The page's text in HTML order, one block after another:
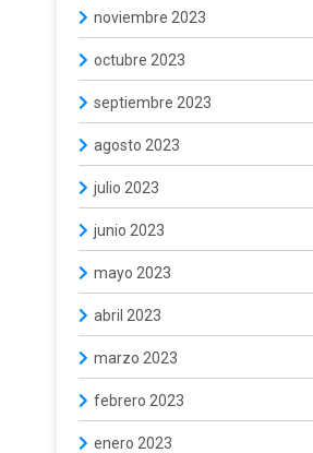
noviembre 2023
octubre 2023
septiembre 2023
agosto 2023
julio 2023
junio 2023
mayo 2023
abril 2023
marzo 2023
febrero 2023
enero 2023